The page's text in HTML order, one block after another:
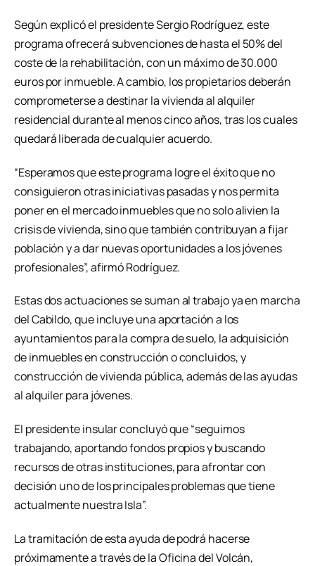
Según explicó el presidente Sergio Rodríguez, este
programa ofrecerá subvenciones de hasta el 50% del
coste de la rehabilitación, con un máximo de 30.000
euros por inmueble. A cambio, los propietarios deberán
comprometerse a destinar la vivienda al alquiler
residencial durante al menos cinco años, tras los cuales
quedará liberada de cualquier acuerdo.
“Esperamos que este programa logre el éxito que no
consiguieron otras iniciativas pasadas y nos permita
poner en el mercado inmuebles que no solo alivien la
crisis de vivienda, sino que también contribuyan a fijar
población y a dar nuevas oportunidades a los jóvenes
profesionales”, afirmó Rodríguez.
Estas dos actuaciones se suman al trabajo ya en marcha
del Cabildo, que incluye una aportación a los
ayuntamientos para la compra de suelo, la adquisición
de inmuebles en construcción o concluidos, y
construcción de vivienda pública, además de las ayudas
al alquiler para jóvenes.
El presidente insular concluyó que “seguimos
trabajando, aportando fondos propios y buscando
recursos de otras instituciones, para afrontar con
decisión uno de los principales problemas que tiene
actualmente nuestra Isla”.
La tramitación de esta ayuda de podrá hacerse
próximamente a través de la Oficina del Volcán,